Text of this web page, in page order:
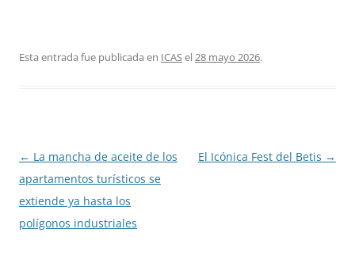
Esta entrada fue publicada en ICASel28 mayo 2026.
Navegación
de
entradas
← La mancha de aceite de los
apartamentos turísticos se
extiende ya hasta los
polígonos industriales
El Icónica Fest del Betis →